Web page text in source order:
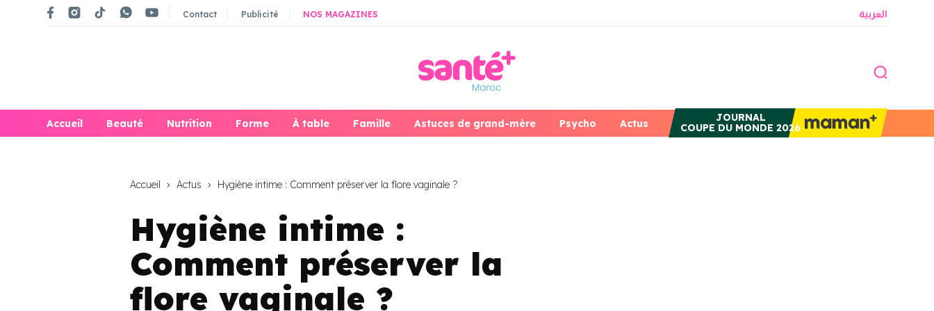
Contact Publicité NOS MAGAZINES العربية
Accueil Beauté Nutrition Forme À table Famille Astuces de grand-mère Psycho Actus
JOURNAL
COUPE DU MONDE 2026
Accueil Actus Hygiène intime : Comment préserver la flore vaginale ?
Hygiène intime :
Comment préserver la
flore vaginale ?